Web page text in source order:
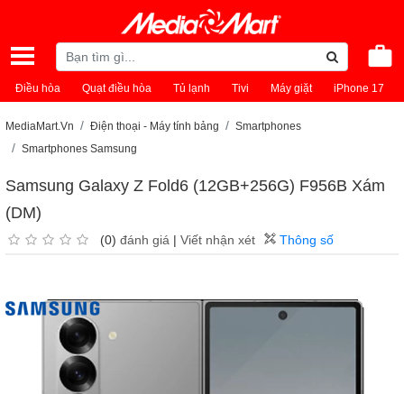
Điều hòa Quạt điều hòa Tủ lạnh Tivi Máy giặt iPhone 17
MediaMart.Vn Điện thoại - Máy tính bảng
Smartphones
Smartphones Samsung
Samsung Galaxy Z Fold6 (12GB+256G) F956B Xám
(DM)
(0) đánh giá | Viết nhận xét Thông số